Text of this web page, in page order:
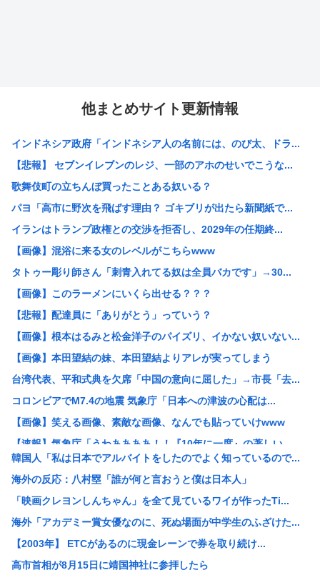
他まとめサイト更新情報
インドネシア政府「インドネシア人の名前には、のび太、ドラ...
【悲報】 セブンイレブンのレジ、一部のアホのせいでこうな...
歌舞伎町の立ちんぼ買ったことある奴いる？
パヨ「高市に野次を飛ばす理由？ ゴキブリが出たら新聞紙で...
イランはトランプ政権との交渉を拒否し、2029年の任期終...
【画像】混浴に来る女のレベルがこちらwww
タトゥー彫り師さん「刺青入れてる奴は全員バカです」→30...
【画像】このラーメンにいくら出せる？？？
【悲報】配達員に「ありがとう」っていう？
【画像】根本はるみと松金洋子のパイズリ、イかない奴いない...
【画像】本田望結の妹、本田望結よりアレが実ってしまう
台湾代表、平和式典を欠席「中国の意向に屈した」→市長「去...
コロンビアでM7.4の地震 気象庁「日本への津波の心配は...
【画像】笑える画像、素敵な画像、なんでも貼っていけwww
【速報】気象庁「うわああああ！！『10年に一度』の著しい...
【画像】女子高生「ガラス張りの床に上がったら下から丸見え...
【衝撃】大学生ワイ、株で大儲けした結果www(※画像あり...
【区画】なんだよこの漫画ｗｗｗ【注意】
【衝撃】四国で出土した1300年前のお皿、「あの足跡」が...
【画像】乳がん検査エロすぎワロタｗｗｗ
【悲報】IQ40未満の男、フォークリフト資格を強制抹消さ...
韓国人「私は日本でアルバイトをしたのでよく知っているので...
海外の反応：八村塁「誰が何と言おうと僕は日本人」
「映画クレヨンしんちゃん」を全て見ているワイが作ったTi...
海外「アカデミー賞女優なのに、死ぬ場面が中学生のふざけた...
【2003年】 ETCがあるのに現金レーンで券を取り続け...
高市首相が8月15日に靖国神社に参拝したら